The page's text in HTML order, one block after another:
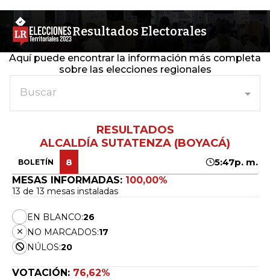
Resultados Electorales
Aquí puede encontrar la información más completa
sobre las elecciones regionales
Buscar
RESULTADOS
ALCALDÍA SUTATENZA (BOYACÁ)
BOLETÍN 8
5:47p. m.
MESAS INFORMADAS: 100,00%
13 de 13 mesas instaladas
EN BLANCO:26
NO MARCADOS:17
NÚLOS:20
VOTACIÓN: 76,62%